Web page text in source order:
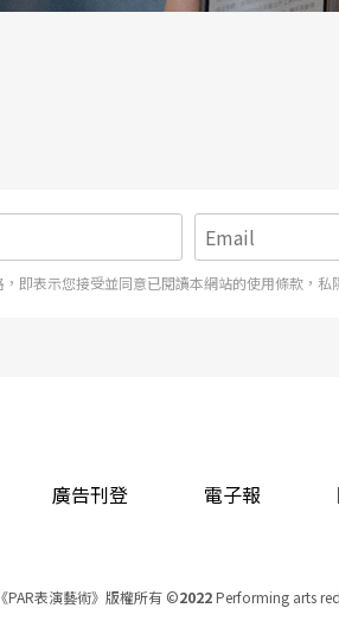
即表示您接受並同意已閱讀本網站的使用條款，私
廣告刊登 電子報
表演藝術》版權所有©2022Performing arts